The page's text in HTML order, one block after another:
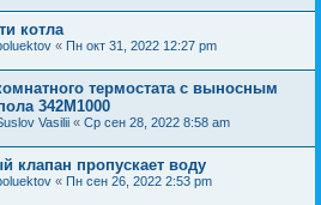
котла
« Пн окт 31, 2022 12:27 pm
термостата с выносным
342M1000
Vasilii « Ср сен 28, 2022 8:58 am
клапан пропускает воду
« Пн сен 26, 2022 2:53 pm